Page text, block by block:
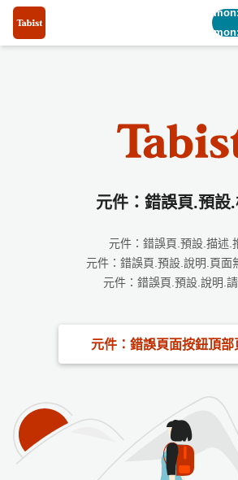
元件：錯誤頁.預設
元件：錯誤頁.預設.描述.
元件：錯誤頁.預設.說明.頁面
元件：錯誤頁.預設.說明.
元件：錯誤頁面按鈕頂部